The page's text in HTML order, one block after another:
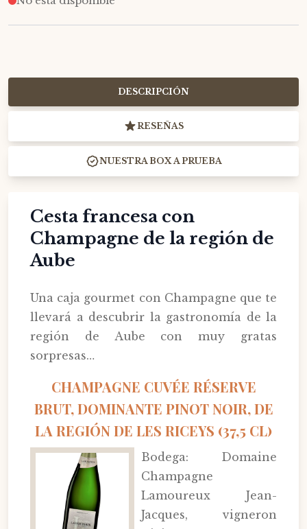
DESCRIPCIÓN
RESEÑAS
NUESTRA BOX A PRUEBA
Cesta francesa con
Champagne de la región de
Aube
Una caja gourmet con Champagne que te
llevará a descubrir la gastronomía de la
región de Aube con muy gratas
sorpresas…
CHAMPAGNE CUVÉE RÉSERVE
BRUT, DOMINANTE PINOT NOIR, DE
LA REGIÓN DE LES RICEYS (37,5 CL)
Bodega: Domaine
Champagne
Lamoureux Jean-
Jacques, vigneron